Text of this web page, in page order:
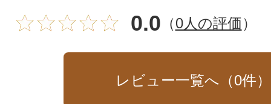
0.0 （0人の評価）
レビュー一覧へ（0件）